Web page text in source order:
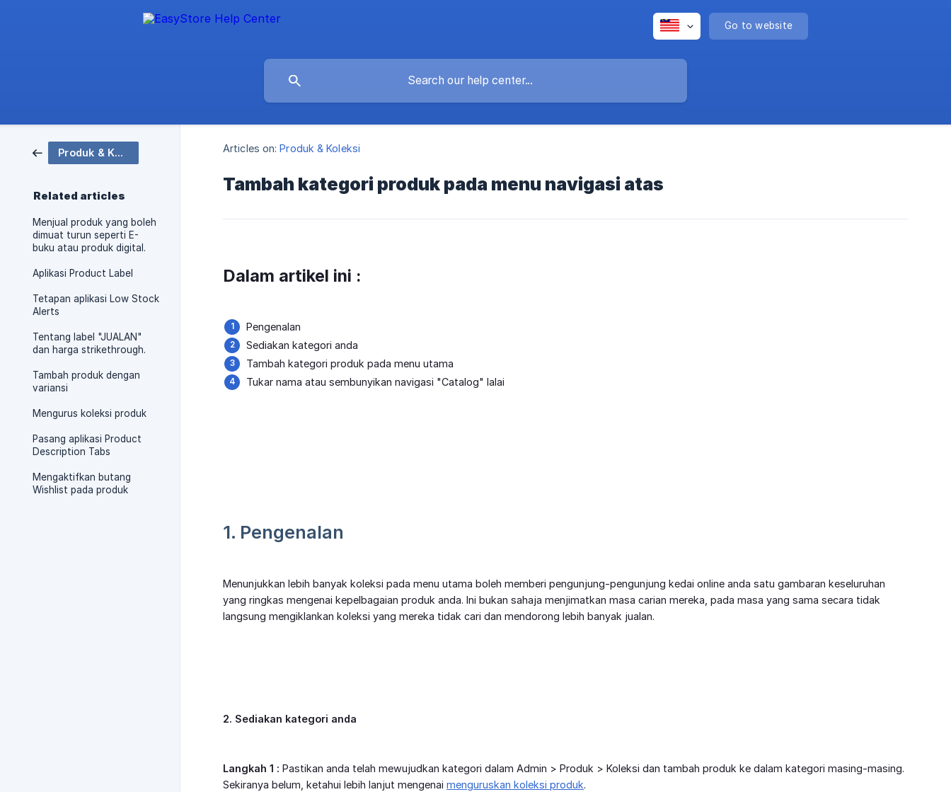
Go to website
Produk & Koleksi
Related articles
Menjual produk yang boleh
dimuat turun seperti E-
buku atau produk digital.
Aplikasi Product Label
Tetapan aplikasi Low Stock
Alerts
Tentang label "JUALAN"
dan harga strikethrough.
Tambah produk dengan
variansi
Mengurus koleksi produk
Pasang aplikasi Product
Description Tabs
Mengaktifkan butang
Wishlist pada produk
Articles on: Produk & Koleksi
Tambah kategori produk pada menu navigasi atas
Dalam artikel ini :
Pengenalan
Sediakan kategori anda
Tambah kategori produk pada menu utama
Tukar nama atau sembunyikan navigasi "Catalog" lalai
1. Pengenalan
Menunjukkan lebih banyak koleksi pada menu utama boleh memberi pengunjung-pengunjung kedai online anda satu gambaran keseluruhan
yang ringkas mengenai kepelbagaian produk anda. Ini bukan sahaja menjimatkan masa carian mereka, pada masa yang sama secara tidak
langsung mengiklankan koleksi yang mereka tidak cari dan mendorong lebih banyak jualan.
2. Sediakan kategori anda
Langkah 1 : Pastikan anda telah mewujudkan kategori dalam Admin > Produk > Koleksi dan tambah produk ke dalam kategori masing-masing.
Sekiranya belum, ketahui lebih lanjut mengenai menguruskan koleksi produk.